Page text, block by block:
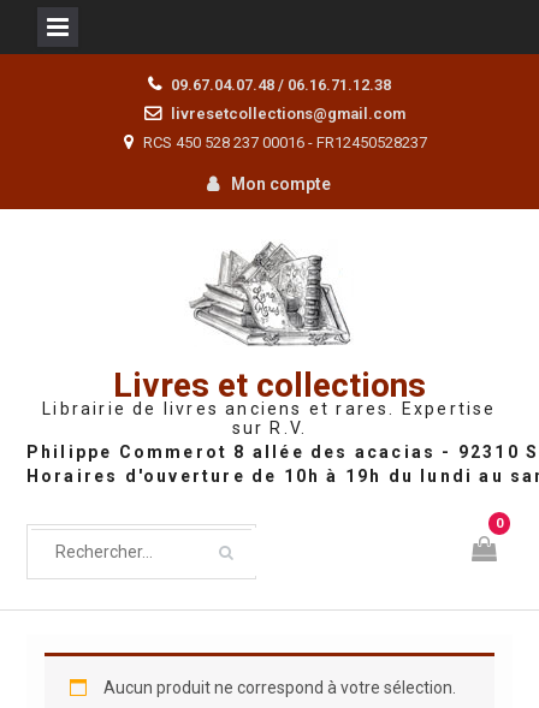
09.67.04.07.48 / 06.16.71.12.38
livresetcollections@gmail.com
RCS 450 528 237 00016 - FR12450528237
Mon compte
Livres et collections
Librairie de livres anciens et rares. Expertise
sur R.V.
0
Aucun produit ne correspond à votre sélection.